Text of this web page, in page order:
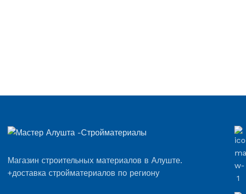
Магазин строительных материалов в Алуште.
+доставка стройматериалов по региону